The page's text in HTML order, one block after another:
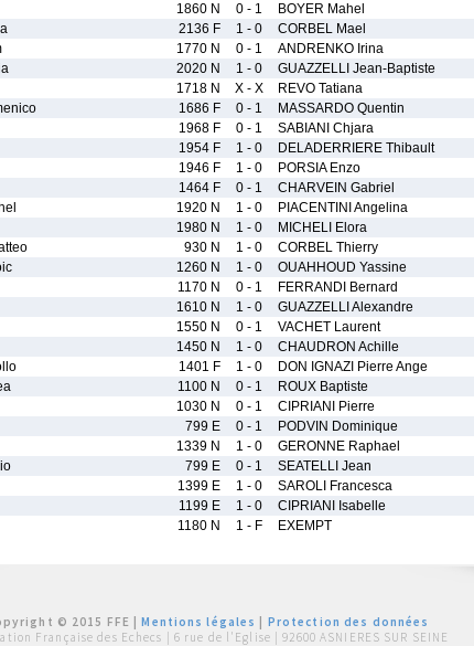
1860 N 0 - 1 BOYER Mahel
2136 F 1 - 0 CORBEL Mael
1770 N 0 - 1 ANDRENKO Irina
2020 N 1 - 0 GUAZZELLI Jean-Baptiste
1718 N X - X REVO Tatiana
1686 F 0 - 1 MASSARDO Quentin
1968 F 0 - 1 SABIANI Chjara
1954 F 1 - 0 DELADERRIERE Thibault
1946 F 1 - 0 PORSIA Enzo
1464 F 0 - 1 CHARVEIN Gabriel
1920 N 1 - 0 PIACENTINI Angelina
1980 N 1 - 0 MICHELI Elora
930 N 1 - 0 CORBEL Thierry
1260 N 1 - 0 OUAHHOUD Yassine
1170 N 0 - 1 FERRANDI Bernard
1610 N 1 - 0 GUAZZELLI Alexandre
1550 N 0 - 1 VACHET Laurent
1450 N 1 - 0 CHAUDRON Achille
1401 F 1 - 0 DON IGNAZI Pierre Ange
1100 N 0 - 1 ROUX Baptiste
1030 N 0 - 1 CIPRIANI Pierre
799 E 0 - 1 PODVIN Dominique
1339 N 1 - 0 GERONNE Raphael
799 E 0 - 1 SEATELLI Jean
1399 E 1 - 0 SAROLI Francesca
1199 E 1 - 0 CIPRIANI Isabelle
1180 N 1 - F EXEMPT
© 2015 FFE |Mentions légales
Protection des données
Française des Echecs | 6 rue de l'Eglise | 92600 ASNIERES SUR SEINE